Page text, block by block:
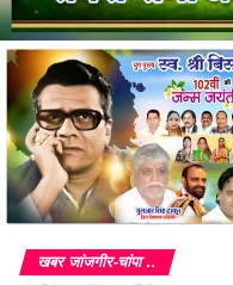
खबर जांजगीर-चांपा ..